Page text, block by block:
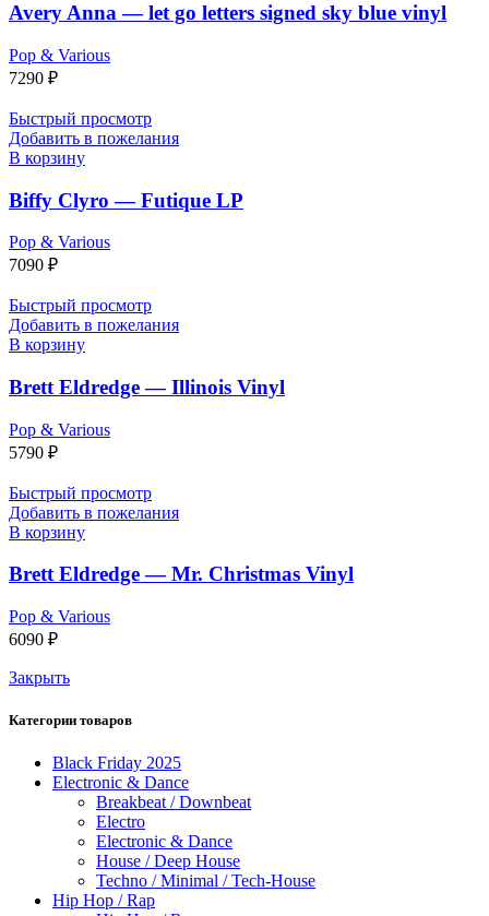
Avery Anna — let go letters signed sky blue vinyl
Pop & Various
7290 ₽
Быстрый просмотр
Добавить в пожелания
В корзину
Biffy Clyro — Futique LP
Pop & Various
7090 ₽
Быстрый просмотр
Добавить в пожелания
В корзину
Brett Eldredge — Illinois Vinyl
Pop & Various
5790 ₽
Быстрый просмотр
Добавить в пожелания
В корзину
Brett Eldredge — Mr. Christmas Vinyl
Pop & Various
6090 ₽
Закрыть
Категории товаров
Black Friday 2025
Electronic & Dance
Breakbeat / Downbeat
Electro
Electronic & Dance
House / Deep House
Techno / Minimal / Tech-House
Hip Hop / Rap